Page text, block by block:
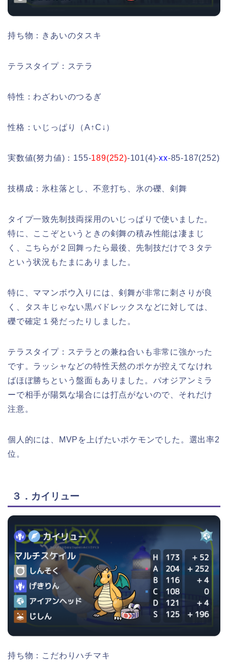
持ち物：きあいのタスキ
テラスタイプ：ステラ
特性：わざわいのつるぎ
性格：いじっぱり（A↑C↓）
実数値(努力値)：155-189(252)-101(4)-xx-85-187(252)
技構成：氷柱落とし、不意打ち、氷の礫、剣舞
タイプ一致先制技両採用のいじっぱりで使いました。
特に、ここぞというときの剣舞の積み性能は凄まじ
く、こちらが２回舞ったら最後、先制技だけで３タテ
という状況もたまにありました。
特に、ママンボウ入りには、剣舞が非常に刺さりが良
く、タスキじゃない黒バドレックスなどに対しては、
礫で確定１発だったりしました。
テラスタイプ：ステラとの兼ね合いも非常に強かった
です。ラッシャなどの特性天然のポケが控えてなけれ
ばほぼ勝ちという盤面もありました。パオジアンミラ
ーで相手が陽気な場合には打点がないので、それだけ
注意。
個人的には、MVPを上げたいポケモンでした。選出率2
位。
３．カイリュー
持ち物：こだわりハチマキ